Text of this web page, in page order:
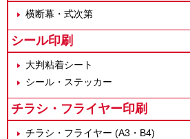
横断幕・式次第
シール印刷
大判粘着シート
シール・ステッカー
チラシ・フライヤー印刷
チラシ・フライヤー (A3・B4)